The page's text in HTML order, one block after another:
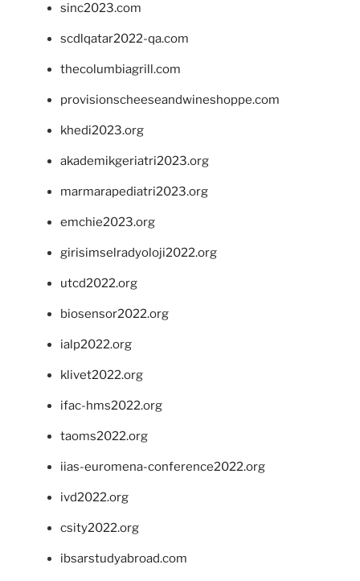
sinc2023.com
scdlqatar2022-qa.com
thecolumbiagrill.com
provisionscheeseandwineshoppe.com
khedi2023.org
akademikgeriatri2023.org
marmarapediatri2023.org
emchie2023.org
girisimselradyoloji2022.org
utcd2022.org
biosensor2022.org
ialp2022.org
klivet2022.org
ifac-hms2022.org
taoms2022.org
iias-euromena-conference2022.org
ivd2022.org
csity2022.org
ibsarstudyabroad.com